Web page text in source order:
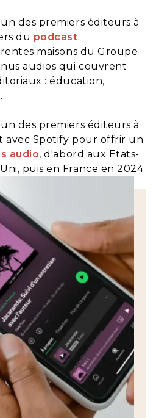
des premiers éditeurs à
du podcast.
maisons du Groupe
audios qui couvrent
: éducation,
des premiers éditeurs à
avec Spotify pour offrir un
audio, d'abord aux Etats-
puis en France en 2024.